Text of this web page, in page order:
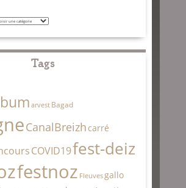
Tags
arvest Bagad
CanalBreizh carré
COVID19fest-deiz
festnoz Fleuvesgallo